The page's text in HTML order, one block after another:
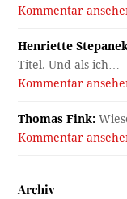
Kommentar
Henriette
Titel. Und als ich…
Kommentar
Thomas Fink:
Kommentar
Archiv